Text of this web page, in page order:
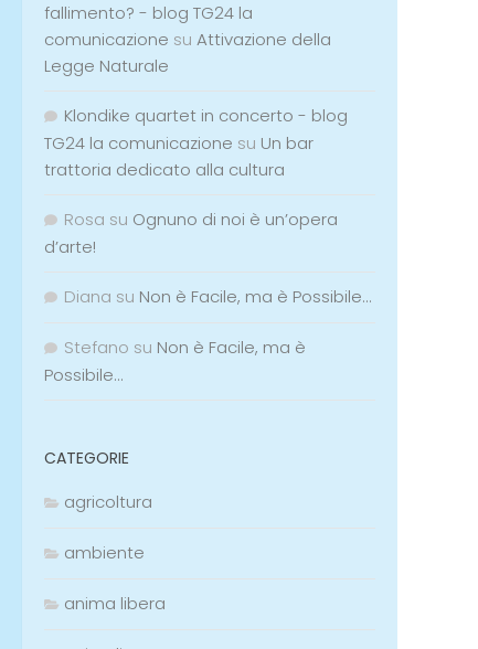
fallimento? - blog TG24 la
comunicazione su Attivazione della
Legge Naturale
Klondike quartet in concerto - blog
TG24 la comunicazione su Un bar
trattoria dedicato alla cultura
Rosa su Ognuno di noi è un’opera
d’arte!
Diana su Non è Facile, ma è Possibile…
Stefano su Non è Facile, ma è
Possibile…
CATEGORIE
agricoltura
ambiente
anima libera